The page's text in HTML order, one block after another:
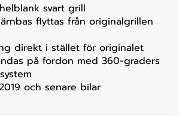
svart grill
flyttas från originalgrillen
direkt i stället för originalet
på fordon med 360-graders
och senare bilar